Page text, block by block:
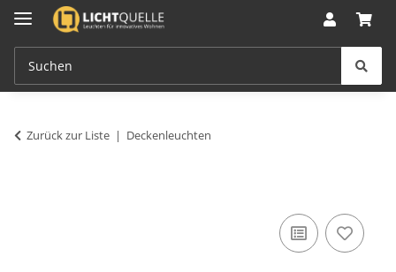
Zurück zur Liste Deckenleuchten